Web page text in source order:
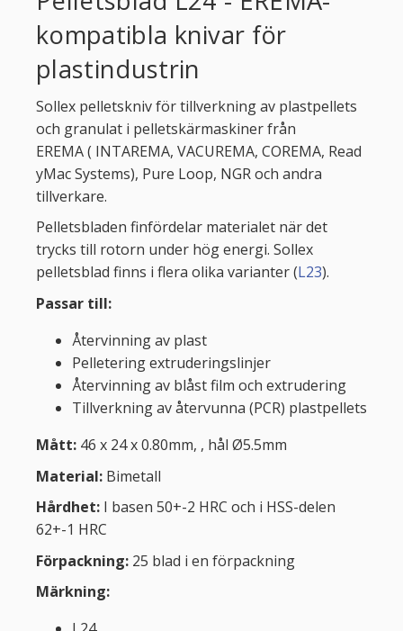
kompatibla knivar för
plastindustrin
Sollex pelletskniv för tillverkning av plastpellets
och granulat i pelletskärmaskiner från
EREMA ( INTAREMA, VACUREMA, COREMA, Read
yMac Systems), Pure Loop, NGR och andra
tillverkare.
Pelletsbladen finfördelar materialet när det
trycks till rotorn under hög energi. Sollex
pelletsblad finns i flera olika varianter (L23).
Passar till:
Återvinning av plast
Pelletering extruderingslinjer
Återvinning av blåst film och extrudering
Tillverkning av återvunna (PCR) plastpellets
Mått: 46 x 24 x 0.80mm, , hål Ø5.5mm
Material: Bimetall
Hårdhet: I basen 50+-2 HRC och i HSS-delen
62+-1 HRC
Förpackning: 25 blad i en förpackning
Märkning: